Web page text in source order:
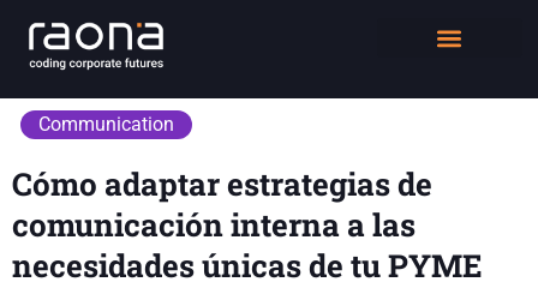
Communication
Cómo adaptar estrategias de
comunicación interna a las
necesidades únicas de tu PYME